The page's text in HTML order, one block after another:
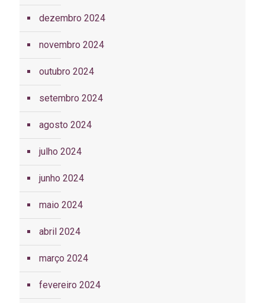
dezembro 2024
novembro 2024
outubro 2024
setembro 2024
agosto 2024
julho 2024
junho 2024
maio 2024
abril 2024
março 2024
fevereiro 2024